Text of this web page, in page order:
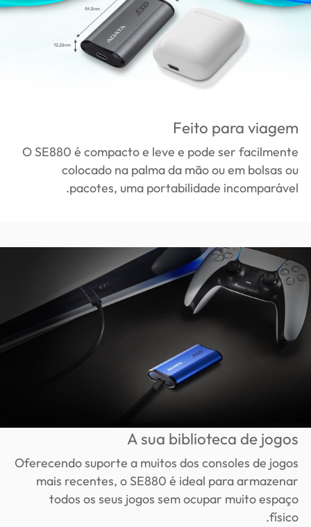
Feito para viagem
O SE880 é compacto e leve e pode ser facilmente
colocado na palma da mão ou em bolsas ou
pacotes, uma portabilidade incomparável.
A sua biblioteca de jogos
Oferecendo suporte a muitos dos consoles de jogos
mais recentes, o SE880 é ideal para armazenar
todos os seus jogos sem ocupar muito espaço
físico.